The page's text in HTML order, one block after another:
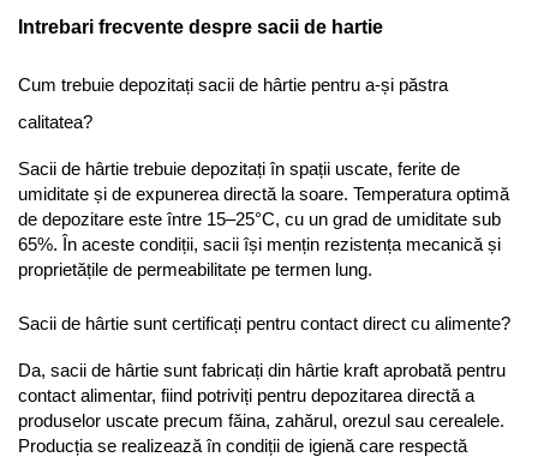
Intrebari frecvente despre sacii de hartie
Cum trebuie depozitați sacii de hârtie pentru a-și păstra
calitatea?
Sacii de hârtie trebuie depozitați în spații uscate, ferite de
umiditate și de expunerea directă la soare. Temperatura optimă
de depozitare este între 15–25°C, cu un grad de umiditate sub
65%. În aceste condiții, sacii își mențin rezistența mecanică și
proprietățile de permeabilitate pe termen lung.
Sacii de hârtie sunt certificați pentru contact direct cu alimente?
Da, sacii de hârtie sunt fabricați din hârtie kraft aprobată pentru
contact alimentar, fiind potriviți pentru depozitarea directă a
produselor uscate precum făina, zahărul, orezul sau cerealele.
Producția se realizează în condiții de igienă care respectă